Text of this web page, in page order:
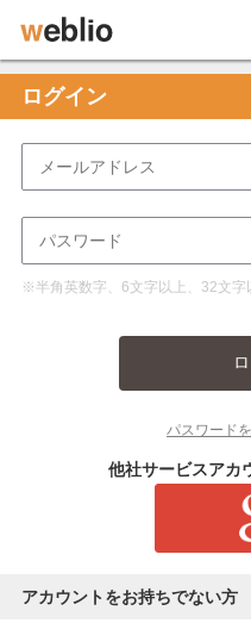
ログイン
※半角英数字、6文字以上、32文字
パスワード
他社サービスアカ
アカウントをお持ちでない方